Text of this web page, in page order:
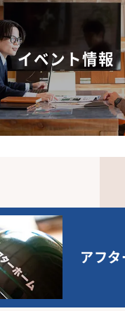
イベント情報
アフ